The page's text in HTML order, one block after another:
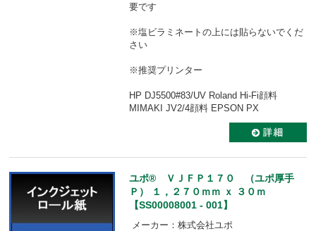
要です
※塩ビラミネートの上には貼らないでくだ
さい
※推奨プリンター
HP DJ5500#83/UV Roland Hi-Fi顔料
MIMAKI JV2/4顔料 EPSON PX
ユポ® ＶＪＦＰ１７０ （ユポ厚手
Ｐ） １，２７０ｍｍ ｘ ３０ｍ
【SS00008001 - 001】
メーカー：株式会社ユポ